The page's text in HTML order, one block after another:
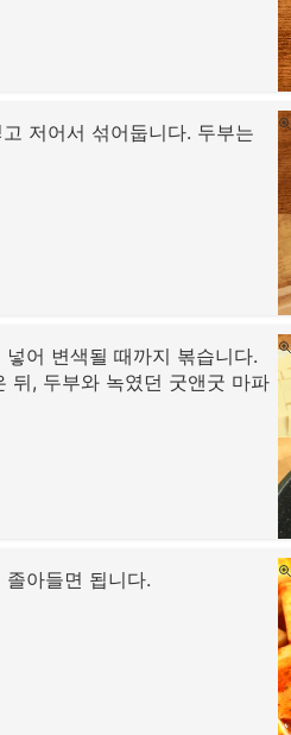
저어서 섞어둡니다. 두부는
어 변색될 때까지 볶습니다.
뒤, 두부와 녹였던 굿앤굿 마파
아들면 됩니다.